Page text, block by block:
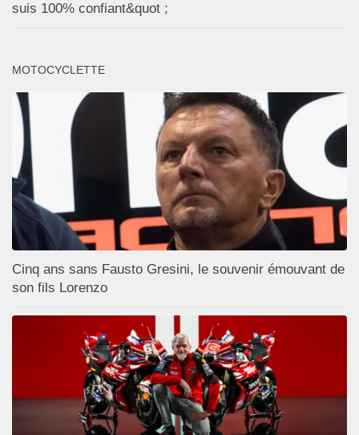
suis 100% confiant&quot ;
MOTOCYCLETTE
Cinq ans sans Fausto Gresini, le souvenir émouvant de
son fils Lorenzo